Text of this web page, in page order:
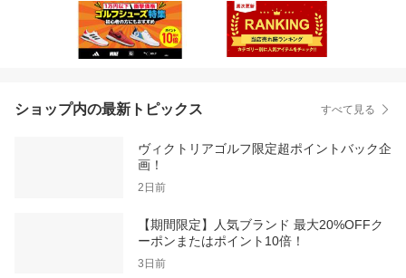
ショップ内の最新トピックス すべて見る
ヴィクトリアゴルフ限定超ポイントバック企
画！
2日前
【期間限定】人気ブランド 最大20%OFFク
ーポンまたはポイント10倍！
3日前